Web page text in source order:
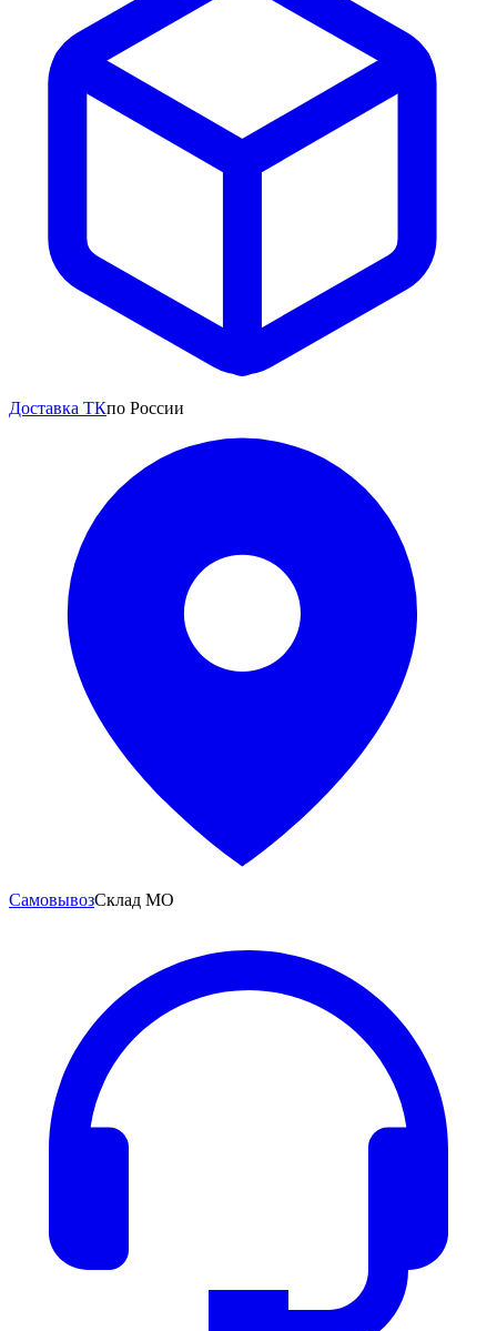
Доставка ТКпо России
СамовывозСклад МО